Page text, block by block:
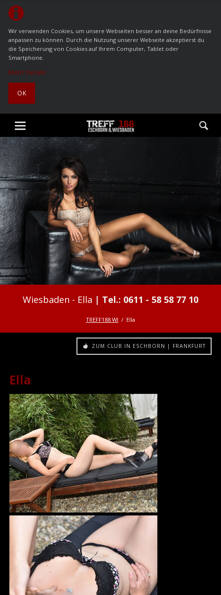
Wir verwenden Cookies, um unsere Webseiten besser an deine Bedürfnisse
anpassen zu können. Durch die Nutzung unserer Webseite akzeptierst du
die Speicherung von Cookies auf Ihrem Computer, Tablet oder
Smartphone.
Mehr Details
OK
Ella
TREFF188 WI Ella
ZUM CLUB IN ESCHBORN | FRANKFURT
Ella